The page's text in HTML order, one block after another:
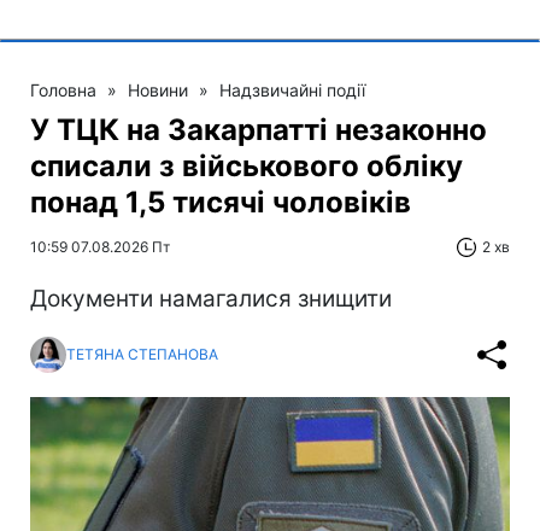
Головна » Новини » Надзвичайні події
У ТЦК на Закарпатті незаконно
списали з військового обліку
понад 1,5 тисячі чоловіків
10:59 07.08.2026 Пт 2 хв
Документи намагалися знищити
ТЕТЯНА СТЕПАНОВА